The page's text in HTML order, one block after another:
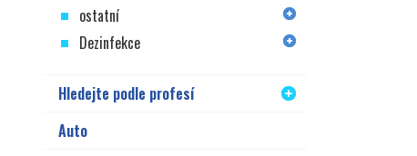
ostatní
Dezinfekce
Hledejte podle profesí
Auto